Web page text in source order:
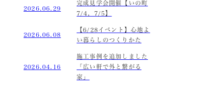
2026.06.29
完成見学会開催【いの町
7/4，7/5】
2026.06.08
【6/28イベント】心地よ
い暮らしのつくりかた
2026.04.16
施工事例を追加しました
「広い軒で外と繋がる
家」